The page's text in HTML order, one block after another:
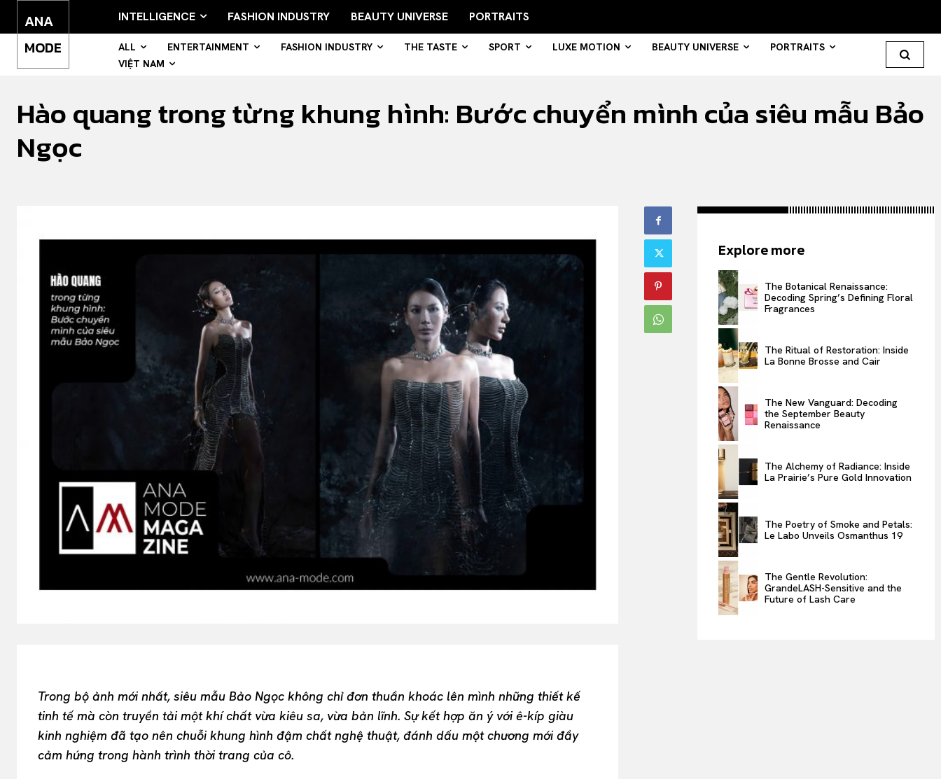
INTELLIGENCE
FASHION INDUSTRY
BEAUTY UNIVERSE
PORTRAITS
ENTERTAINMENT
THE TASTE
LUXE MOTION
VIỆT NAM
SPORT
ANA
MODE
INTELLIGENCE FASHION INDUSTRY BEAUTY UNIVERSE PORTRAITS
ALL ENTERTAINMENT FASHION INDUSTRY THE TASTE SPORT LUXE MOTION BEAUTY UNIVERSE
PORTRAITS
VIỆT NAM
Hào quang trong từng khung hình: Bước chuyển mình của siêu mẫu Bảo
Ngọc
Trong bộ ảnh mới nhất, siêu mẫu Bảo Ngọc không chỉ đơn thuần khoác lên mình những thiết kế
tinh tế mà còn truyền tải một khí chất vừa kiêu sa, vừa bản lĩnh. Sự kết hợp ăn ý với ê-kíp giàu
kinh nghiệm đã tạo nên chuỗi khung hình đậm chất nghệ thuật, đánh dấu một chương mới đầy
cảm hứng trong hành trình thời trang của cô.
Explore more
The Botanical Renaissance:
Decoding Spring’s Defining Floral
Fragrances
The Ritual of Restoration: Inside
La Bonne Brosse and Cair
The New Vanguard: Decoding
the September Beauty
Renaissance
The Alchemy of Radiance: Inside
La Prairie’s Pure Gold Innovation
The Poetry of Smoke and Petals:
Le Labo Unveils Osmanthus 19
The Gentle Revolution:
GrandeLASH-Sensitive and the
Future of Lash Care